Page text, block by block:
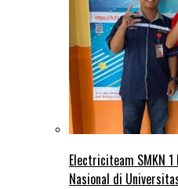
Electriciteam SMKN 1
Nasional di